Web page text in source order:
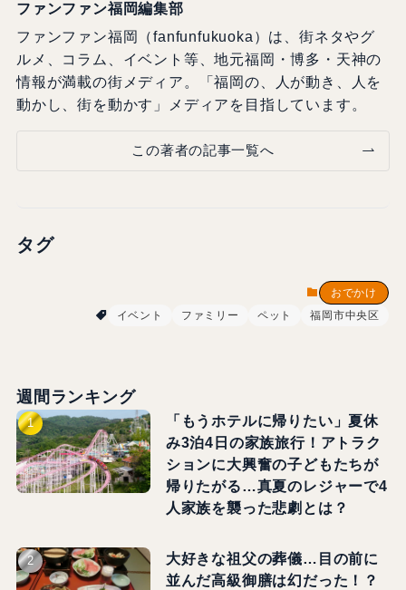
ファンファン福岡編集部
ファンファン福岡（fanfunfukuoka）は、街ネタやグ
ルメ、コラム、イベント等、地元福岡・博多・天神の
情報が満載の街メディア。「福岡の、人が動き、人を
動かし、街を動かす」メディアを目指しています。
この著者の記事一覧へ
タグ
おでかけ
イベント
ファミリー ペット 福岡市中央区
週間ランキング
「もうホテルに帰りたい」夏休
み3泊4日の家族旅行！アトラク
ションに大興奮の子どもたちが
帰りたがる…真夏のレジャーで4
人家族を襲った悲劇とは？
大好きな祖父の葬儀…目の前に
並んだ高級御膳は幻だった！？